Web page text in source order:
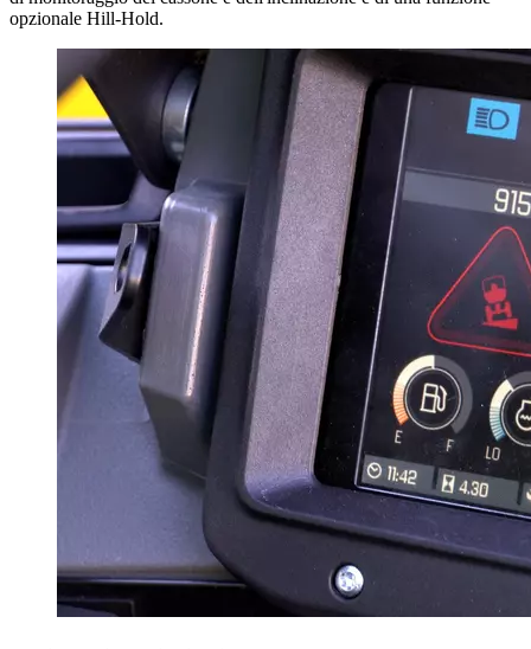
opzionale Hill-Hold.